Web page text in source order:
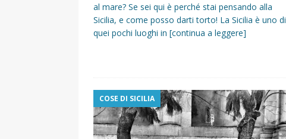
al mare? Se sei qui è perché stai pensando alla
Sicilia, e come posso darti torto! La Sicilia è uno di
quei pochi luoghi in [continua a leggere]
COSE DI SICILIA